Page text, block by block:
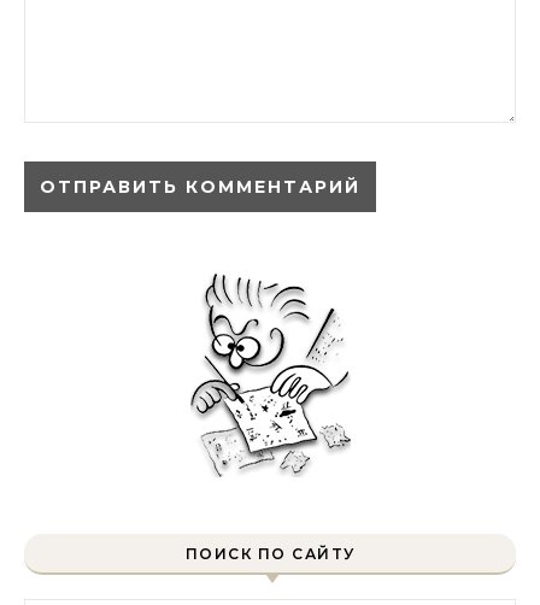
ПОИСК ПО САЙТУ